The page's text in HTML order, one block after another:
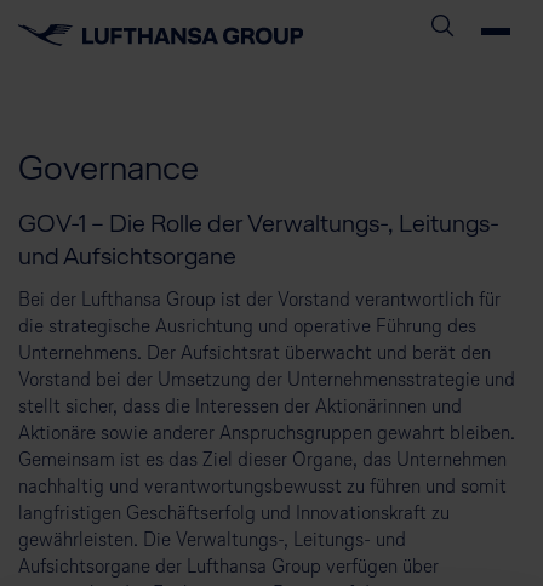
Governance
GOV-1 – Die Rolle der Verwaltungs-, Leitungs-
und Aufsichtsorgane
Bei der Lufthansa Group ist der Vorstand verantwortlich für
die strategische Ausrichtung und operative Führung des
Unternehmens. Der Aufsichtsrat überwacht und berät den
Vorstand bei der Umsetzung der Unternehmensstrategie und
stellt sicher, dass die Interessen der Aktionärinnen und
Aktionäre sowie anderer Anspruchsgruppen gewahrt bleiben.
Gemeinsam ist es das Ziel dieser Organe, das Unternehmen
nachhaltig und verantwortungsbewusst zu führen und somit
langfristigen Geschäftserfolg und Innovationskraft zu
gewährleisten. Die Verwaltungs-, Leitungs- und
Aufsichtsorgane der Lufthansa Group verfügen über